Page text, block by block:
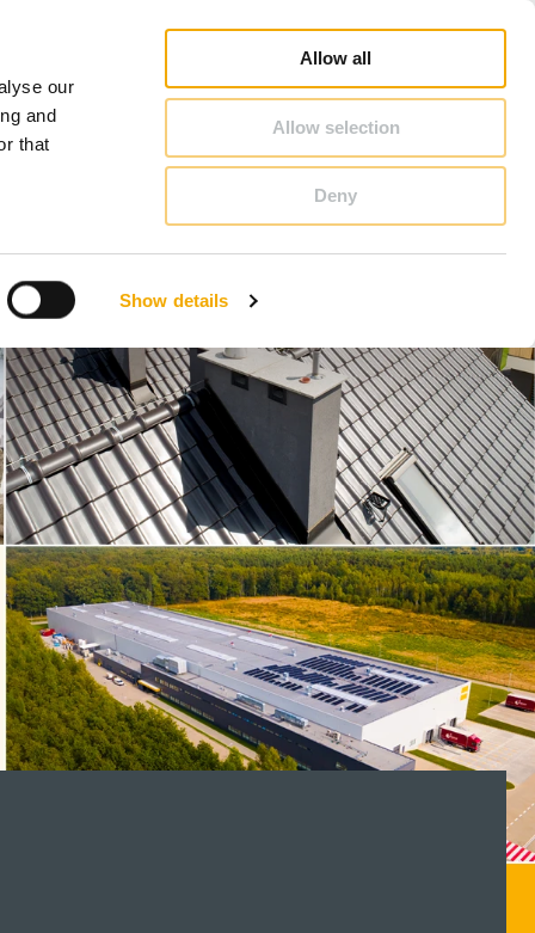
our
and
that
Show details
Allow all
Allow selection
Deny
Czechy
Polska
Szwecja
Wielka Brytania